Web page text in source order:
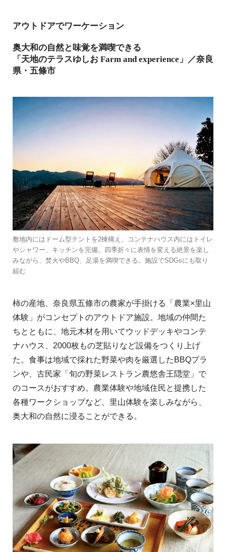
アウトドアでワーケーション
奥大和の自然と味覚を満喫できる
「天地のテラスゆしお Farm and experience」／奈良
県・五條市
敷地内にはドーム型テントを2棟構え、コンテナハウス内にはトイレ
やシャワー、キッチンを完備。四季折々に表情を変える絶景を楽し
みながら、焚火やBBQ、足湯を満喫できる。施設でSDGsにも取り
組む
柿の産地、奈良県五條市の農家が手掛ける「農業×里山
体験」がコンセプトのアウトドア施設。地域の仲間た
ちとともに、地元木材を用いてウッドデッキやコンテ
ナハウス、2000枚もの芝貼りなど設備をつくり上げ
た。食事は地域で採れた野菜や肉を厳選したBBQプラ
ンや、古民家「旬の野菜レストラン農悠舎王隠堂」で
のコースがおすすめ。農業体験や地域住民と提携した
各種ワークショップなど、里山体験を楽しみながら、
奥大和の自然に浸ることができる。